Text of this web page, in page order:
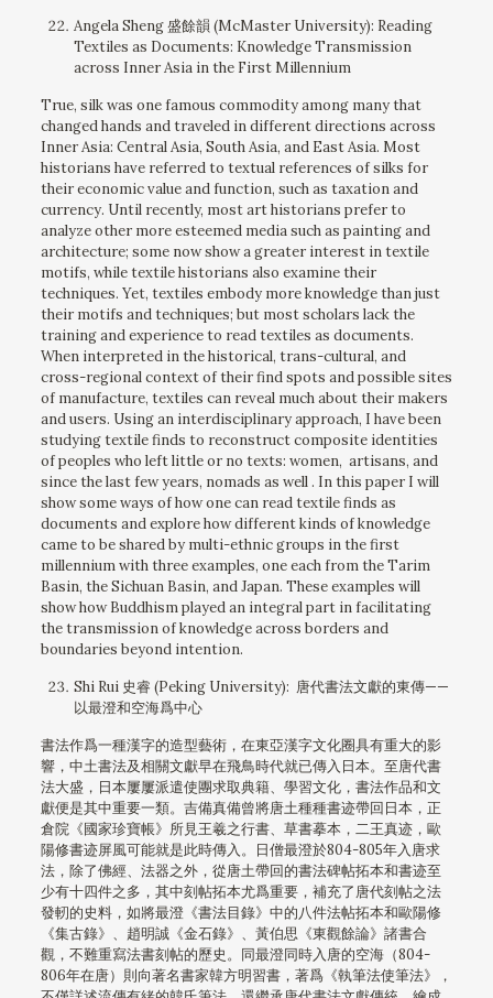
Angela Sheng 盛餘韻 (McMaster University): Reading
Textiles as Documents: Knowledge Transmission
across Inner Asia in the First Millennium
True, silk was one famous commodity among many that
changed hands and traveled in different directions across
Inner Asia: Central Asia, South Asia, and East Asia. Most
historians have referred to textual references of silks for
their economic value and function, such as taxation and
currency. Until recently, most art historians prefer to
analyze other more esteemed media such as painting and
architecture; some now show a greater interest in textile
motifs, while textile historians also examine their
techniques. Yet, textiles embody more knowledge than just
their motifs and techniques; but most scholars lack the
training and experience to read textiles as documents.
When interpreted in the historical, trans-cultural, and
cross-regional context of their find spots and possible sites
of manufacture, textiles can reveal much about their makers
and users. Using an interdisciplinary approach, I have been
studying textile finds to reconstruct composite identities
of peoples who left little or no texts: women, artisans, and
since the last few years, nomads as well . In this paper I will
show some ways of how one can read textile finds as
documents and explore how different kinds of knowledge
came to be shared by multi-ethnic groups in the first
millennium with three examples, one each from the Tarim
Basin, the Sichuan Basin, and Japan. These examples will
show how Buddhism played an integral part in facilitating
the transmission of knowledge across borders and
boundaries beyond intention.
Shi Rui 史睿 (Peking University): 唐代書法文獻的東傳——
以最澄和空海爲中心
書法作爲一種漢字的造型藝術，在東亞漢字文化圈具有重大的影
響，中土書法及相關文獻早在飛鳥時代就已傳入日本。至唐代書
法大盛，日本屢屢派遣使團求取典籍、學習文化，書法作品和文
獻便是其中重要一類。吉備真備曾將唐土種種書迹帶回日本，正
倉院《國家珍寶帳》所見王羲之行書、草書摹本，二王真迹，歐
陽修書迹屏風可能就是此時傳入。日僧最澄於804-805年入唐求
法，除了佛經、法器之外，從唐土帶回的書法碑帖拓本和書迹至
少有十四件之多，其中刻帖拓本尤爲重要，補充了唐代刻帖之法
發軔的史料，如將最澄《書法目錄》中的八件法帖拓本和歐陽修
《集古錄》、趙明誠《金石錄》、黃伯思《東觀餘論》諸書合
觀，不難重寫法書刻帖的歷史。同最澄同時入唐的空海（804-
806年在唐）則向著名書家韓方明習書，著爲《執筆法使筆法》，